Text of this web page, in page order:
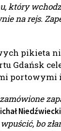
na rejs.
pikieta
Gdańsk
bo